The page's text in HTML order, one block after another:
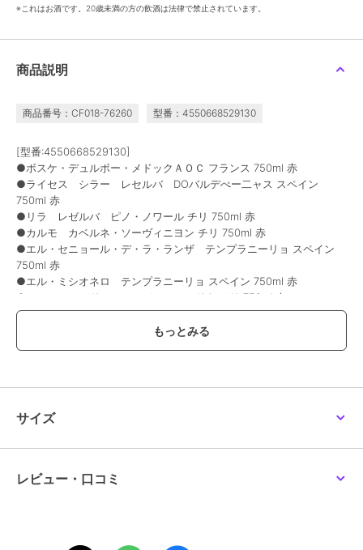
※これはお酒です。20歳未満の方の飲酒は法律で禁止されています。
商品説明
商品番号：CF018-76260 型番：4550668529130
[型番:4550668529130]
●ボスケ・デュルボー・メドックＡＯＣ フランス 750ml 赤
●ライセス シラー レセルバ DOバルデぺー二ャス スペイン
750ml 赤
●リラ レゼルバ ピノ・ノワール チリ 750ml 赤
●カルモ カベルネ・ソーヴィニヨン チリ 750ml 赤
●エル・セニョール・デ・ラ・ランザ テンプラニーリョ スペイン
750ml 赤
●エル・ミシオネロ テンプラニーリョ スペイン 750ml 赤
●エル・ハワード レセルバ シャルドネ チリ 750ml 白
●セニョリオ・デ・バルデナーバ白 ＤＯバルデペーニャス スペイン
●プエンテ・ネグロ 白 チリ 750ml 白
が一部変更になる場合がございます。
国際ワインコンクールで金賞を受賞したワイン入り！
ワイン10本セットです。※酸化防止剤（亜硫酸塩）使用。
サイズ
レビュー・口コミ